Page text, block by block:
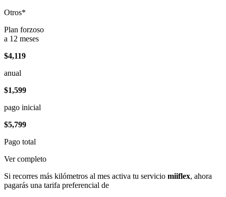
Otros*
Plan forzoso
a 12 meses
$4,119
anual
$1,599
pago inicial
$5,799
Pago total
Ver completo
Si recorres más kilómetros al mes activa tu servicio miiflex, ahora
pagarás una tarifa preferencial de